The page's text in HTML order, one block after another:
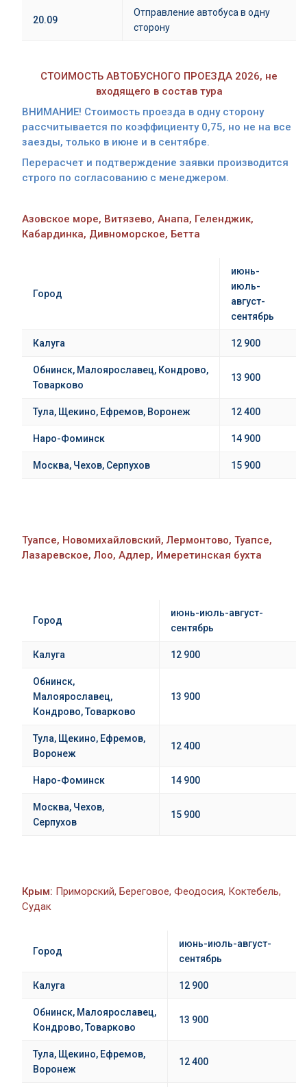
20.09
Отправление автобуса в одну
сторону
СТОИМОСТЬ АВТОБУСНОГО ПРОЕЗДА 2026, не
входящего в состав тура
ВНИМАНИЕ! Стоимость проезда в одну сторону
рассчитывается по коэффициенту 0,75, но не на все
заезды, только в июне и в сентябре.
Перерасчет и подтверждение заявки производится
строго по согласованию с менеджером.
Азовское море, Витязево, Анапа, Геленджик,
Кабардинка, Дивноморское, Бетта
Город
июнь-
июль-
август-
сентябрь
Калуга 12 900
Обнинск, Малоярославец, Кондрово,
Товарково
13 900
Тула, Щекино, Ефремов, Воронеж 12 400
Наро-Фоминск 14 900
Москва, Чехов, Серпухов 15 900
Туапсе, Новомихайловский, Лермонтово, Туапсе,
Лазаревское, Лоо, Адлер, Имеретинская бухта
Город
июнь-июль-август-
сентябрь
Калуга 12 900
Обнинск,
Малоярославец,
Кондрово, Товарково
13 900
Тула, Щекино, Ефремов,
Воронеж
12 400
Наро-Фоминск 14 900
Москва, Чехов,
Серпухов
15 900
Крым: Приморский, Береговое, Феодосия, Коктебель,
Судак
Город
июнь-июль-август-
сентябрь
Калуга 12 900
Обнинск, Малоярославец,
Кондрово, Товарково
13 900
Тула, Щекино, Ефремов,
Воронеж
12 400